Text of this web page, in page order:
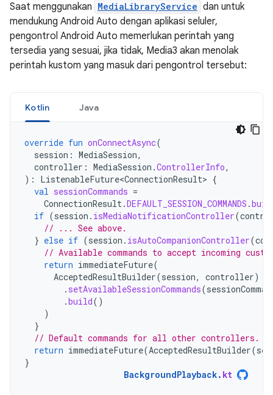
Saat menggunakan MediaLibraryService dan untuk
mendukung Android Auto dengan aplikasi seluler,
pengontrol Android Auto memerlukan perintah yang
tersedia yang sesuai, jika tidak, Media3 akan menolak
perintah kustom yang masuk dari pengontrol tersebut:
Kotlin Java
override fun onConnectAsync(
session : MediaSession,
controller : MediaSession .ControllerInfo,
):
ListenableFuture<ConnectionResult> {
val sessionCommands =
ConnectionResult.DEFAULT_SESSION_COMMANDS .
if (session . isMediaNotificationController(
// ... See above.
} else if (session . isAutoCompanionController(
// Available commands to accept incoming
return immediateFuture(
AcceptedResultBuilder(session, controller)
. setAvailableSessionCommands(
.build()
)
}
// Default commands for all other controllers.
return immediateFuture(AcceptedResultBuilder(
}
BackgroundPlayback. kt